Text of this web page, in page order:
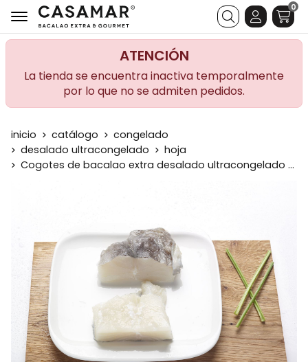
Buscar
0
ATENCIÓN
La tienda se encuentra inactiva temporalmente
por lo que no se admiten pedidos.
inicio catálogo
congelado
desalado ultracongelado
hoja
Cogotes de bacalao extra desalado ultracongelado hoja